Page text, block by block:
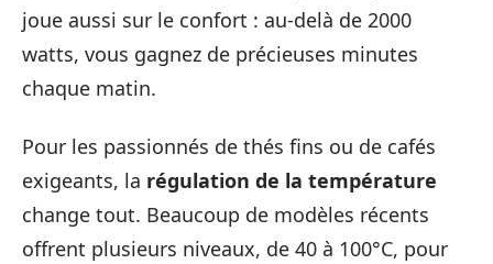
joue aussi sur le confort : au-delà de 2000
watts, vous gagnez de précieuses minutes
chaque matin.
Pour les passionnés de thés fins ou de cafés
exigeants, la régulation de la température
change tout. Beaucoup de modèles récents
offrent plusieurs niveaux, de 40 à 100°C, pour